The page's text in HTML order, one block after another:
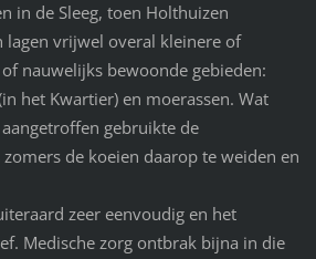
in de Sleeg, toen Holthuizen
lagen vrijwel overal kleinere of
nauwelijks bewoonde gebieden:
het Kwartier) en moerassen. Wat
gebruikte de
de koeien daarop te weiden en
zeer eenvoudig en het
Medische zorg ontbrak bijna in die